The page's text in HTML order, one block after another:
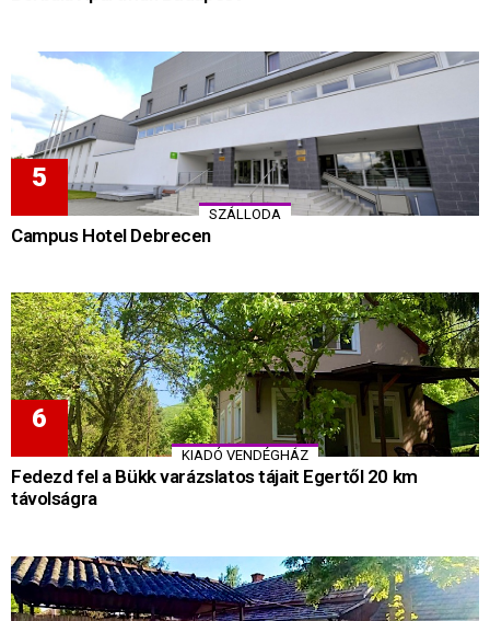
SZÁLLODA
Campus Hotel Debrecen
KIADÓ VENDÉGHÁZ
Fedezd fel a Bükk varázslatos tájait Egertől 20 km
távolságra